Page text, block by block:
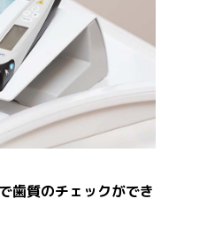
歯質のチェックができ